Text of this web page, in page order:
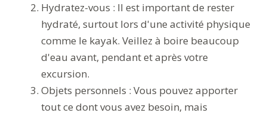
Hydratez-vous : Il est important de rester
hydraté, surtout lors d'une activité physique
comme le kayak. Veillez à boire beaucoup
d'eau avant, pendant et après votre
excursion.
Objets personnels : Vous pouvez apporter
tout ce dont vous avez besoin, mais